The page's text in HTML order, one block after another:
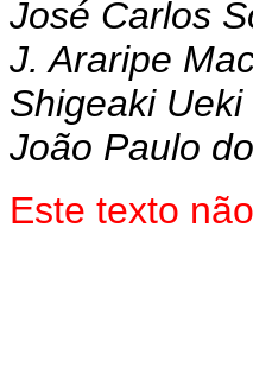
José Carlos
J. Araripe
Shigeaki Ueki
João Paulo
Este texto